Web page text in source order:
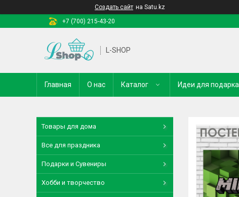
Создать сайт на Satu.kz
+7 (700) 215-43-20
L-SHOP
Главная О нас Каталог Идеи для подарка
Товары для дома
Все для праздника
Подарки и Сувениры
Хобби и творчество